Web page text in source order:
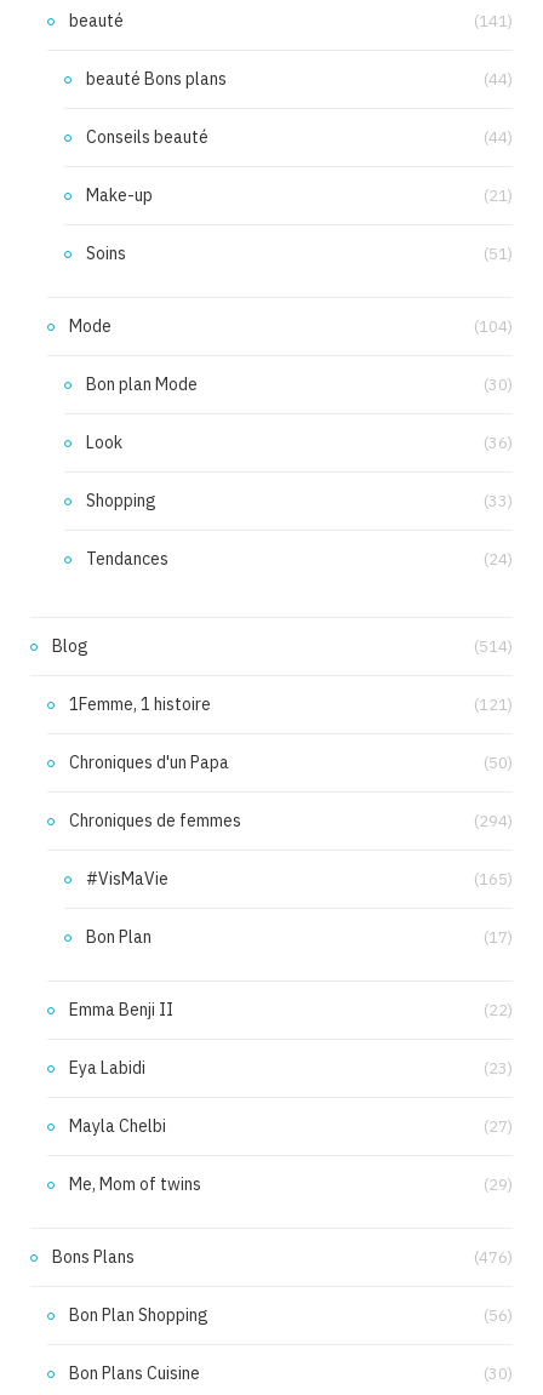
beauté (141)
beauté Bons plans (44)
Conseils beauté (44)
Make-up (21)
Soins (51)
Mode (104)
Bon plan Mode (30)
Look (36)
Shopping (33)
Tendances (24)
Blog (514)
1Femme, 1 histoire (121)
Chroniques d'un Papa (50)
Chroniques de femmes (294)
#VisMaVie (165)
Bon Plan (17)
Emma Benji II (22)
Eya Labidi (23)
Mayla Chelbi (27)
Me, Mom of twins (29)
Bons Plans (476)
Bon Plan Shopping (56)
Bon Plans Cuisine (30)